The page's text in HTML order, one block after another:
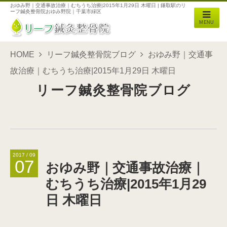
おゆみ野｜交通事故治療｜むちうち治療|2015年1月29日 木曜日 | 鎌取駅のリ
ーフ鍼灸整骨院おゆみ野院｜千葉市緑区
MENU
HOME リーフ鍼灸整骨院ブログ
おゆみ野｜交通事
故治療｜むちうち治療|2015年1月29日 木曜日
リーフ鍼灸整骨院ブログ
おゆみ野｜交通事故治療｜
むちうち治療|2015年1月29
日 木曜日
2017 / 09
07